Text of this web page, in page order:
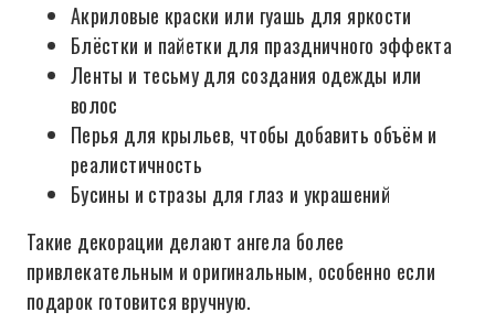
Акриловые краски или гуашь для яркости
Блёстки и пайетки для праздничного эффекта
Ленты и тесьму для создания одежды или
волос
Перья для крыльев, чтобы добавить объём и
реалистичность
Бусины и стразы для глаз и украшений
Такие декорации делают ангела более
привлекательным и оригинальным, особенно если
подарок готовится вручную.